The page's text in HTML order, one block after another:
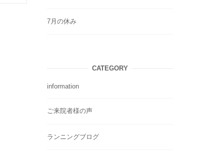
7月の休み
CATEGORY
information
ご来院者様の声
ランニングブログ